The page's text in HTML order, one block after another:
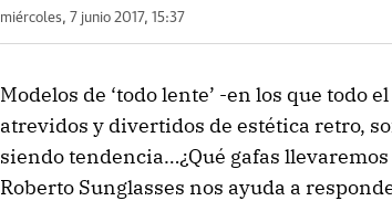
miércoles, 7 junio 2017, 15:37
Modelos de ‘todo lente’ -en los que todo
atrevidos y divertidos de estética retro,
siendo tendencia…¿Qué gafas
Roberto Sunglasses nos ayuda a